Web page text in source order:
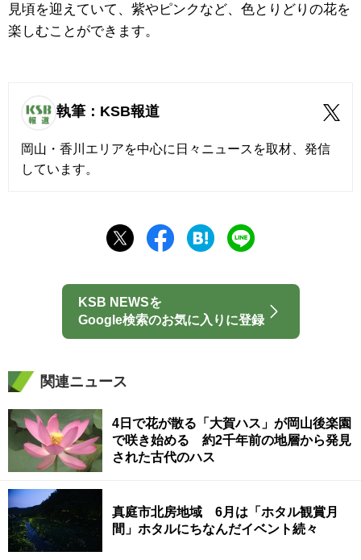
見頃を迎えていて、紫やピンクなど、色とりどりの花を
楽しむことができます。
執筆：KSB報道
岡山・香川エリアを中心に日々ニュースを取材、発信
しています。
KSB NEWSを
Google検索のお気に入りに登録
関連ニュース
4日で花が散る「大賀ハス」が岡山後楽園
で咲き始める 約2千年前の地層から発見
された古代のハス
真庭市北房地域 6月は「ホタル観賞月
間」ホタルにちなんだイベント続々